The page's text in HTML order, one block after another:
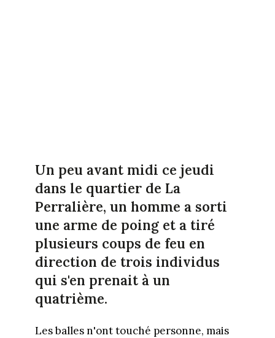
Un peu avant midi ce jeudi
dans le quartier de La
Perralière, un homme a sorti
une arme de poing et a tiré
plusieurs coups de feu en
direction de trois individus
qui s'en prenait à un
quatrième.
Les balles n'ont touché personne, mais